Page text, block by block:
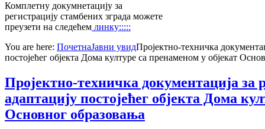
Комплетну докумнетацију за
регистрацију стамбених зграда можете
преузети на следећем линку:::::
You are here: ПочетнаЈавни увидПројектно-техничка
постојећег објекта Дома културе са пренаменом у објекат
Пројектно-техничка документација за
адаптацију постојећег објекта Дома
Основног образовања